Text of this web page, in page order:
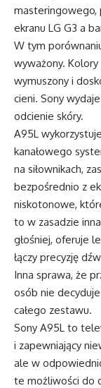
masteringowego,
ekranu LG G3 a
W tym
wyważony.
wymuszony i
cieni. Sony
odcienie skóry.
A95L
kanałowego
na siłownikach,
bezpośrednio z
niskotonowe,
to w zasadzie
głośniej, oferuje
łączy precyzję
Inna sprawa, że
osób nie
całego zestawu.
Sony A95L to
i zapewniający
ale w
te możliwości do